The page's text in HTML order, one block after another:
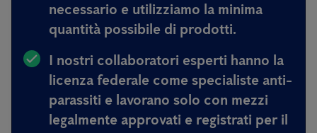
necessario e utilizziamo la minima
quantità possibile di prodotti.
I nostri collaboratori esperti hanno la
licenza federale come specialiste anti-
parassiti e lavorano solo con mezzi
legalmente approvati e registrati per il